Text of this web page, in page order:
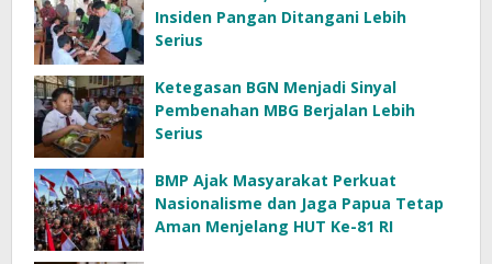
Insiden Pangan Ditangani Lebih
Serius
Ketegasan BGN Menjadi Sinyal
Pembenahan MBG Berjalan Lebih
Serius
BMP Ajak Masyarakat Perkuat
Nasionalisme dan Jaga Papua Tetap
Aman Menjelang HUT Ke-81 RI